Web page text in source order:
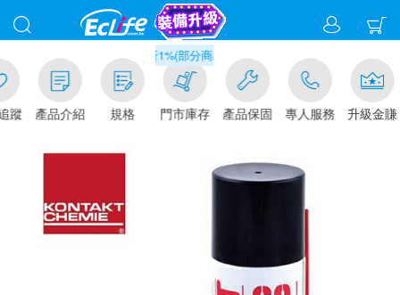
蹤 產品介紹 規格
滿千元門市取貨現折1%(部分商品不適用)-請點我看
門市庫存 產品保固 專人服務 升級金賺